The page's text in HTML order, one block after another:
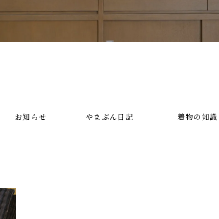
お知らせ やまぶん日記 着物の知識